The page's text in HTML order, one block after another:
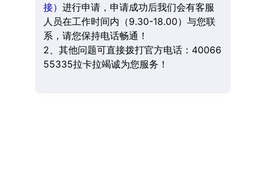
接） 进行申请，申请成功后我们会有客服
人员在工作时间内（9.30-18.00）与您联
系，请您保持电话畅通！
2、其他问题可直接拨打官方电话：40066
55335拉卡拉竭诚为您服务！